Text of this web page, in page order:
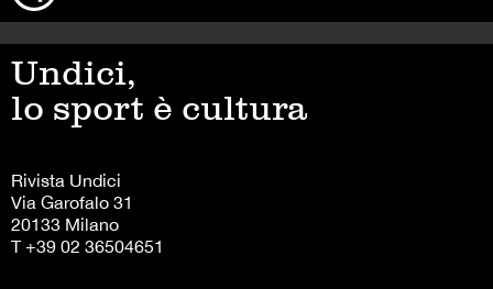
Mediakit
Pubblicità
Termini e condizioni
Privacy Policy
Follow us on:
Instagram
Facebook